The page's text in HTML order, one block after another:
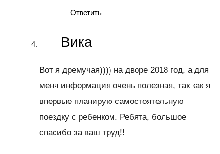
Ответить
Вика
Вот я дремучая)))) на дворе 2018 год, а для
меня информация очень полезная, так как я
впервые планирую самостоятельную
поездку с ребенком. Ребята, большое
спасибо за ваш труд!!